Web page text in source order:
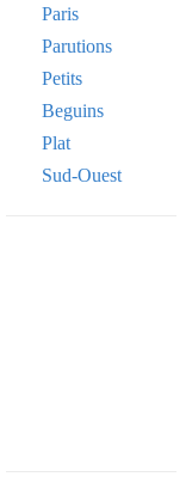
Paris
Parutions
Petits
Beguins
Plat
Sud-Ouest